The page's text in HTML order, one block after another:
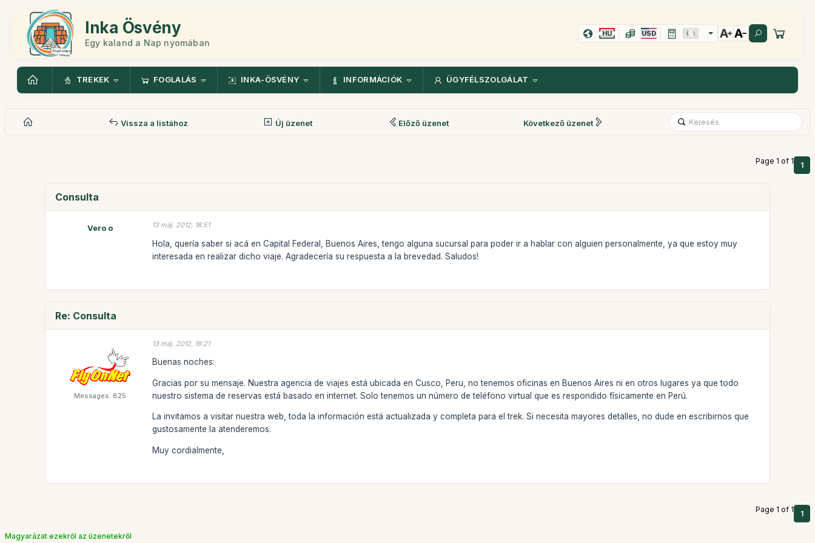
Inka Ösvény
Egy kaland a Nap nyomában
HU USD
TREKEK FOGLALÁS INKA-ÖSVÉNY INFORMÁCIÓK ÜGYFÉLSZOLGÁLAT
Vissza a listához Új üzenet Előző üzenet Következő üzenet
Page 1 of 1 1
Consulta
Vero o 13 máj. 2012, 18:51
Hola, quería saber si acá en Capital Federal, Buenos Aires, tengo alguna sucursal para poder ir a hablar con alguien personalmente, ya que estoy muy
interesada en realizar dicho viaje. Agradecería su respuesta a la brevedad. Saludos!
Re: Consulta
Messages: 825
13 máj. 2012, 19:21
Buenas noches:
Gracias por su mensaje. Nuestra agencia de viajes está ubicada en Cusco, Peru, no tenemos oficinas en Buenos Aires ni en otros lugares ya que todo
nuestro sistema de reservas está basado en internet. Solo tenemos un número de teléfono virtual que es respondido físicamente en Perú.
La invitamos a visitar nuestra web, toda la información está actualizada y completa para el trek. Si necesita mayores detalles, no dude en escribirnos que
gustosamente la atenderemos.
Muy cordialmente,
Page 1 of 1 1
Magyarázat ezekről az üzenetekről